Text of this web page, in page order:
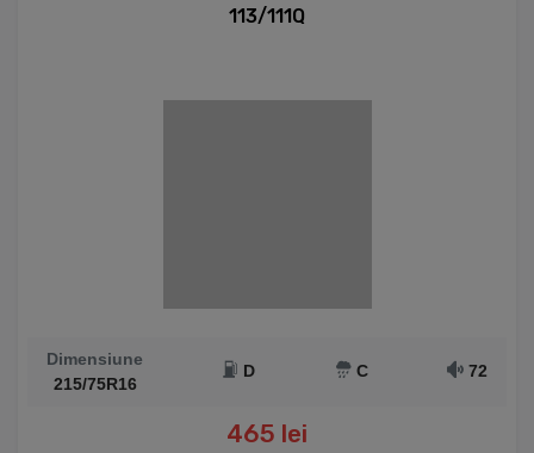
113/111Q
Dimensiune
215/75R16
D C 72
465 lei